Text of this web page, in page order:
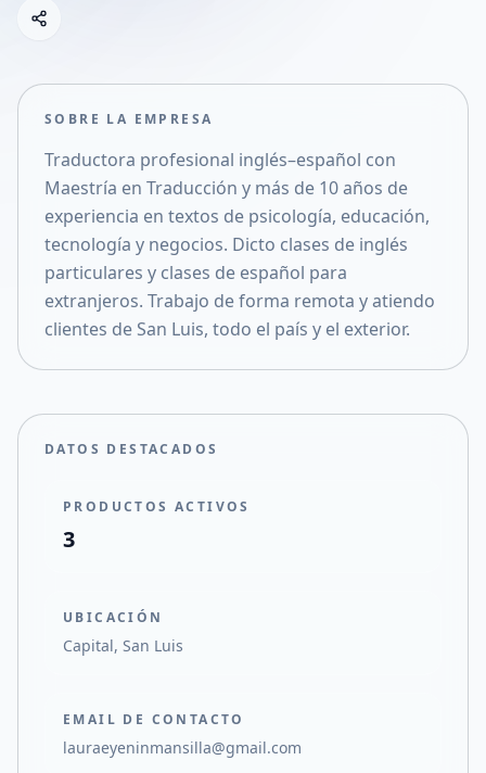
Compartir empresa
Compartir en X
SOBRE LA EMPRESA
Traductora profesional inglés–español con
Maestría en Traducción y más de 10 años de
experiencia en textos de psicología, educación,
tecnología y negocios. Dicto clases de inglés
particulares y clases de español para
extranjeros. Trabajo de forma remota y atiendo
clientes de San Luis, todo el país y el exterior.
DATOS DESTACADOS
PRODUCTOS ACTIVOS
3
UBICACIÓN
Capital, San Luis
EMAIL DE CONTACTO
lauraeyeninmansilla@gmail.com